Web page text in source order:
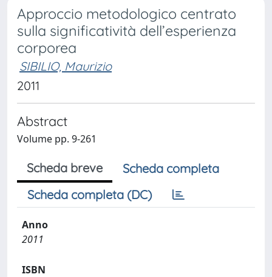
Approccio metodologico centrato
sulla significatività dell’esperienza
corporea
SIBILIO, Maurizio
2011
Abstract
Volume pp. 9-261
Scheda breve
Scheda completa
Scheda completa (DC)
Anno
2011
ISBN